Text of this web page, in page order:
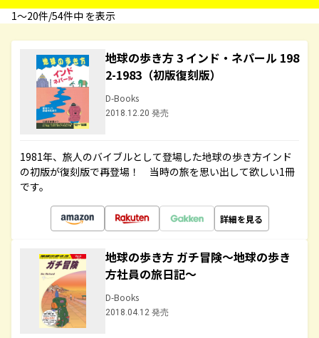
1〜20件/54件中 を表示
地球の歩き方 3 インド・ネパール 198
2-1983（初版復刻版）
D-Books
2018.12.20 発売
1981年、旅人のバイブルとして登場した地球の歩き方インド
の初版が復刻版で再登場！ 当時の旅を思い出して欲しい1冊
です。
詳細を見る
地球の歩き方 ガチ冒険～地球の歩き
方社員の旅日記～
D-Books
2018.04.12 発売